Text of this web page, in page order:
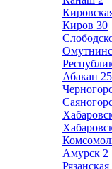
Киров 30
Абакан 25
Амурск 2